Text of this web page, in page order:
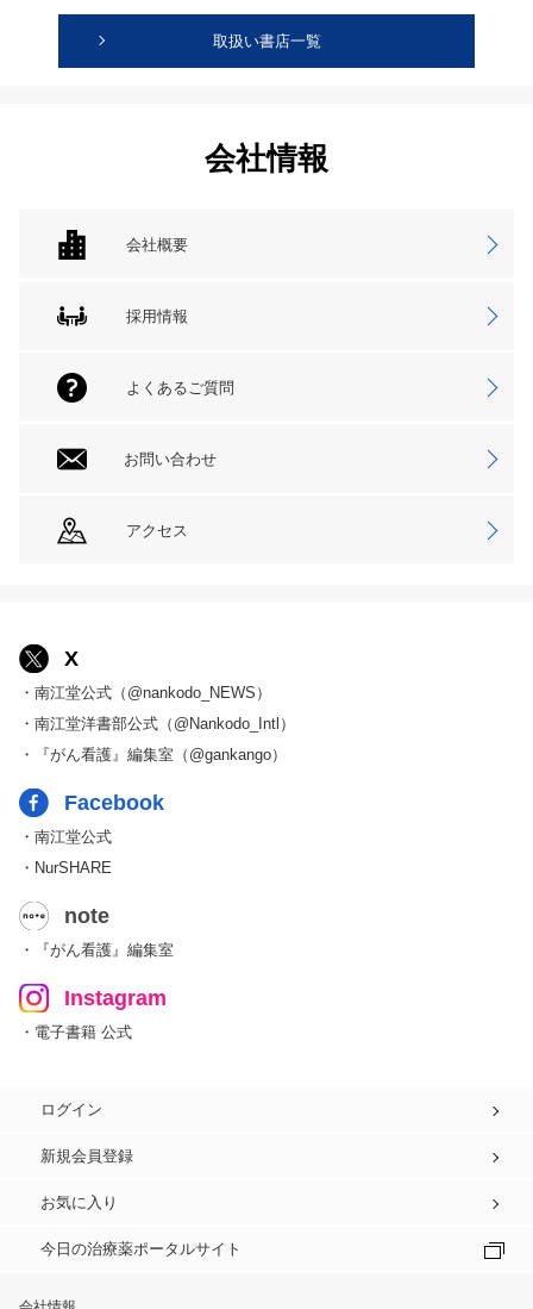
取扱い書店一覧
会社情報
会社概要
採用情報
よくあるご質問
お問い合わせ
アクセス
X
・南江堂公式（@nankodo_NEWS）
・南江堂洋書部公式（@Nankodo_Intl）
・『がん看護』編集室（@gankango）
Facebook
・南江堂公式
・NurSHARE
note
・『がん看護』編集室
Instagram
・電子書籍 公式
ログイン
新規会員登録
お気に入り
今日の治療薬ポータルサイト